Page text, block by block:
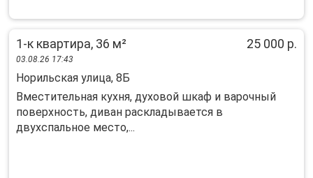
1-к квартира, 36 м² 25 000 р.
03.08.26 17:43
Норильская улица, 8Б
Вместительная кухня, духовой шкаф и варочный
поверхность, диван раскладывается в
двухспальное место,...